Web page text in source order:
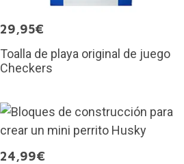
29,95€
Toalla de playa original de juego
Checkers
24,99€